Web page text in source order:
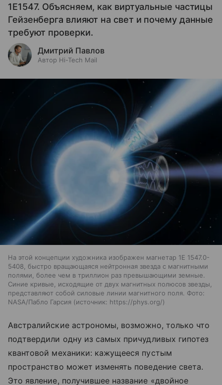
1E1547. Объясняем, как виртуальные частицы
Гейзенберга влияют на свет и почему данные
требуют проверки.
Дмитрий Павлов
Автор Hi-Tech Mail
На этой концепции художника изображен магнетар 1E 1547.0-
5408, быстро вращающаяся нейтронная звезда с магнитными
полями, более чем в триллион раз превышающими земные.
Синие кривые, исходящие от двух магнитных полюсов звезды,
представляют собой силовые линии магнитного поля. Фото:
NASA/Пабло Гарсия
источник: https://phys.org/
Австралийские астрономы, возможно, только что
подтвердили одну из самых причудливых гипотез
квантовой механики: кажущееся пустым
пространство может изменять поведение света.
Это явление, получившее название «двойное